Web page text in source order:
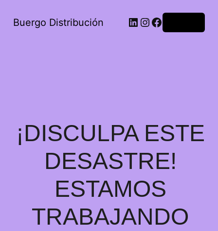
Buergo Distribución
¡DISCULPA ESTE
DESASTRE!
ESTAMOS
TRABAJANDO